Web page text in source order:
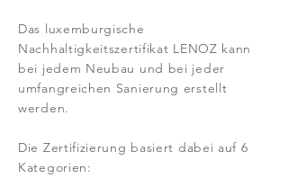
Das luxemburgische
Nachhaltigkeitszertifikat LENOZ kann
bei jedem Neubau und bei jeder
umfangreichen Sanierung erstellt
werden.
Die Zertifizierung basiert dabei auf 6
Kategorien: